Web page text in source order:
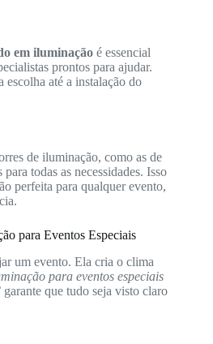
em iluminação é essencial
prontos para ajudar.
escolha até a instalação do
de iluminação, como as de
todas as necessidades. Isso
perfeita para qualquer evento,
para Eventos Especiais
um evento. Ela cria o clima
para eventos especiais
garante que tudo seja visto claro